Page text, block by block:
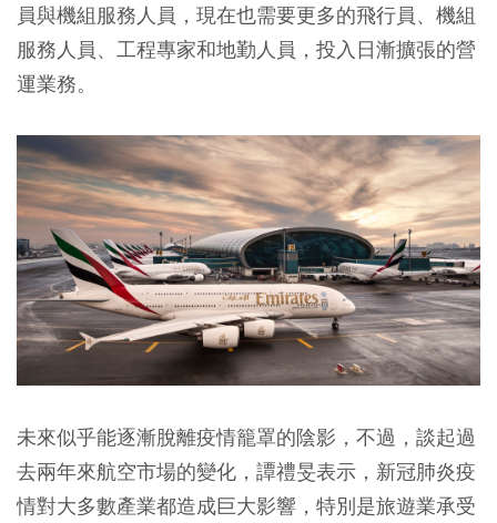
員與機組服務人員，現在也需要更多的飛行員、機組
服務人員、工程專家和地勤人員，投入日漸擴張的營
運業務。
未來似乎能逐漸脫離疫情籠罩的陰影，不過，談起過
去兩年來航空市場的變化，譚禮旻表示，新冠肺炎疫
情對大多數產業都造成巨大影響，特別是旅遊業承受